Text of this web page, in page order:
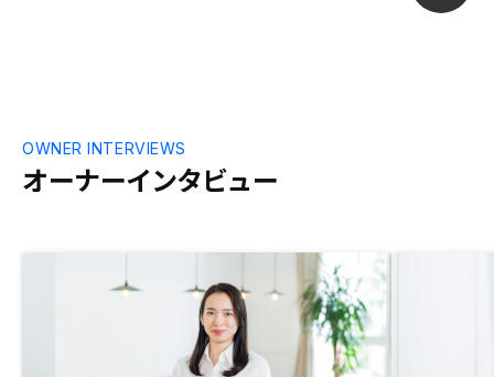
オーナーインタビュー
OWNER INTERVIEWS